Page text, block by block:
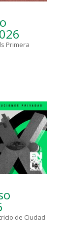
Primera
de Ciudad